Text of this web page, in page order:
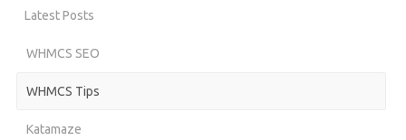
Latest Posts
WHMCS SEO
WHMCS Tips
Katamaze